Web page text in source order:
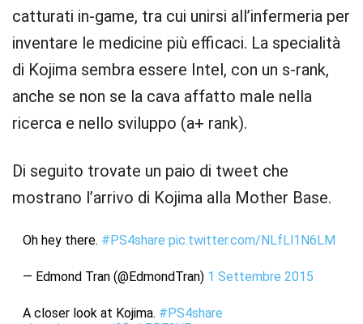
catturati in-game, tra cui unirsi all’infermeria per
inventare le medicine più efficaci. La specialità
di Kojima sembra essere Intel, con un s-rank,
anche se non se la cava affatto male nella
ricerca e nello sviluppo (a+ rank).
Di seguito trovate un paio di tweet che
mostrano l’arrivo di Kojima alla Mother Base.
Oh hey there. #PS4share pic.twitter.com/NLfLl1N6LM
— Edmond Tran (@EdmondTran) 1 Settembre 2015
A closer look at Kojima. #PS4share